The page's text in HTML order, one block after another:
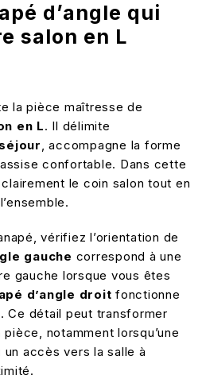
d’angle qui
salon en L
la pièce maîtresse de
en L. Il délimite
, accompagne la forme
confortable. Dans cette
le coin salon tout en
vérifiez l’orientation de
gauche correspond à une
gauche lorsque vous êtes
d’angle droit fonctionne
Ce détail peut transformer
notamment lorsqu’une
un accès vers lasalle à